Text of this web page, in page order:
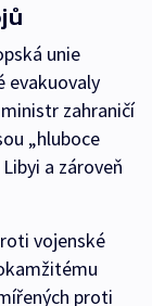
unie
evakuovaly
zahraničí
„hluboce
a zároveň
vojenské
proti